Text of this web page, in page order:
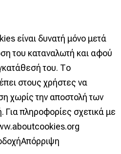
είναι δυνατή μόνο μετά
του καταναλωτή και αφού
του. Το
στους χρήστες να
χωρίς την αποστολή των
Για πληροφορίες σχετικά με
Απόρριψη